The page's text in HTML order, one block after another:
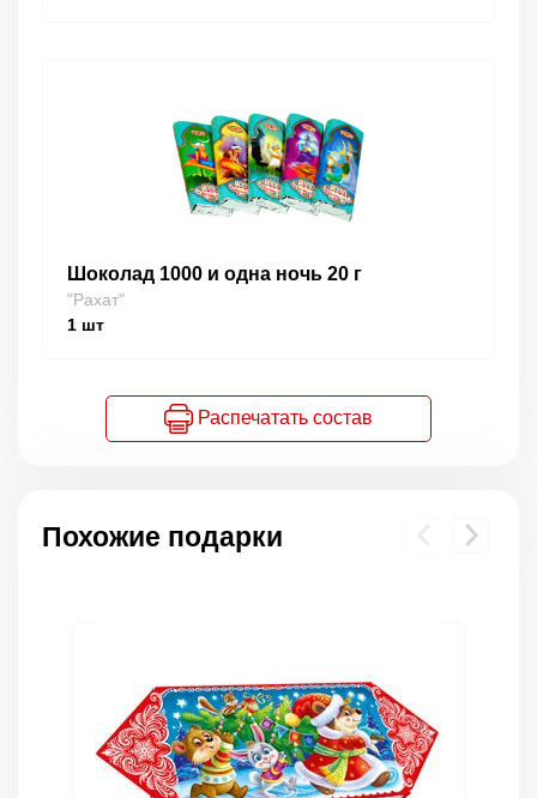
Шоколад 1000 и одна ночь 20 г
"Рахат"
1 шт
Распечатать состав
Похожие подарки